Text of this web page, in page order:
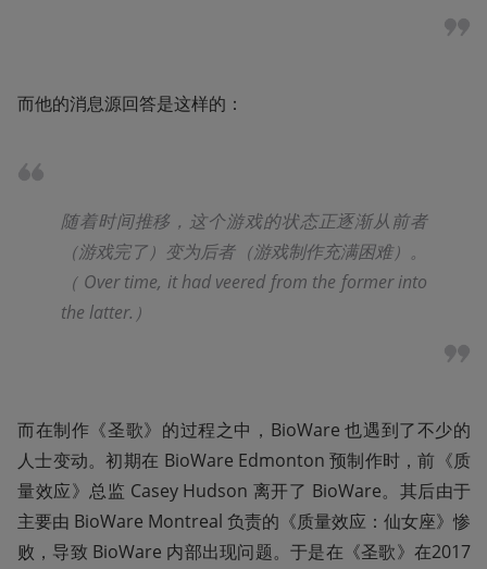
而他的消息源回答是这样的：
随着时间推移，这个游戏的状态正逐渐从前者
（游戏完了）变为后者（游戏制作充满困难）。
（ Over time, it had veered from the former into
the latter.）
而在制作《圣歌》的过程之中，BioWare 也遇到了不少的
人士变动。初期在 BioWare Edmonton 预制作时，前《质
量效应》总监 Casey Hudson 离开了 BioWare。其后由于
主要由 BioWare Montreal 负责的《质量效应：仙女座》惨
败，导致 BioWare 内部出现问题。于是在《圣歌》在2017